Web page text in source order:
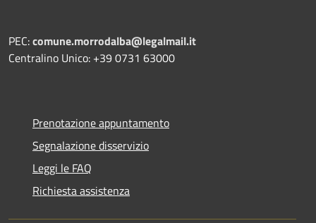
PEC:comune.morrodalba@legalmail.it
Centralino Unico: +39 0731 63000
Prenotazione appuntamento
Segnalazione disservizio
Leggi le FAQ
Richiesta assistenza